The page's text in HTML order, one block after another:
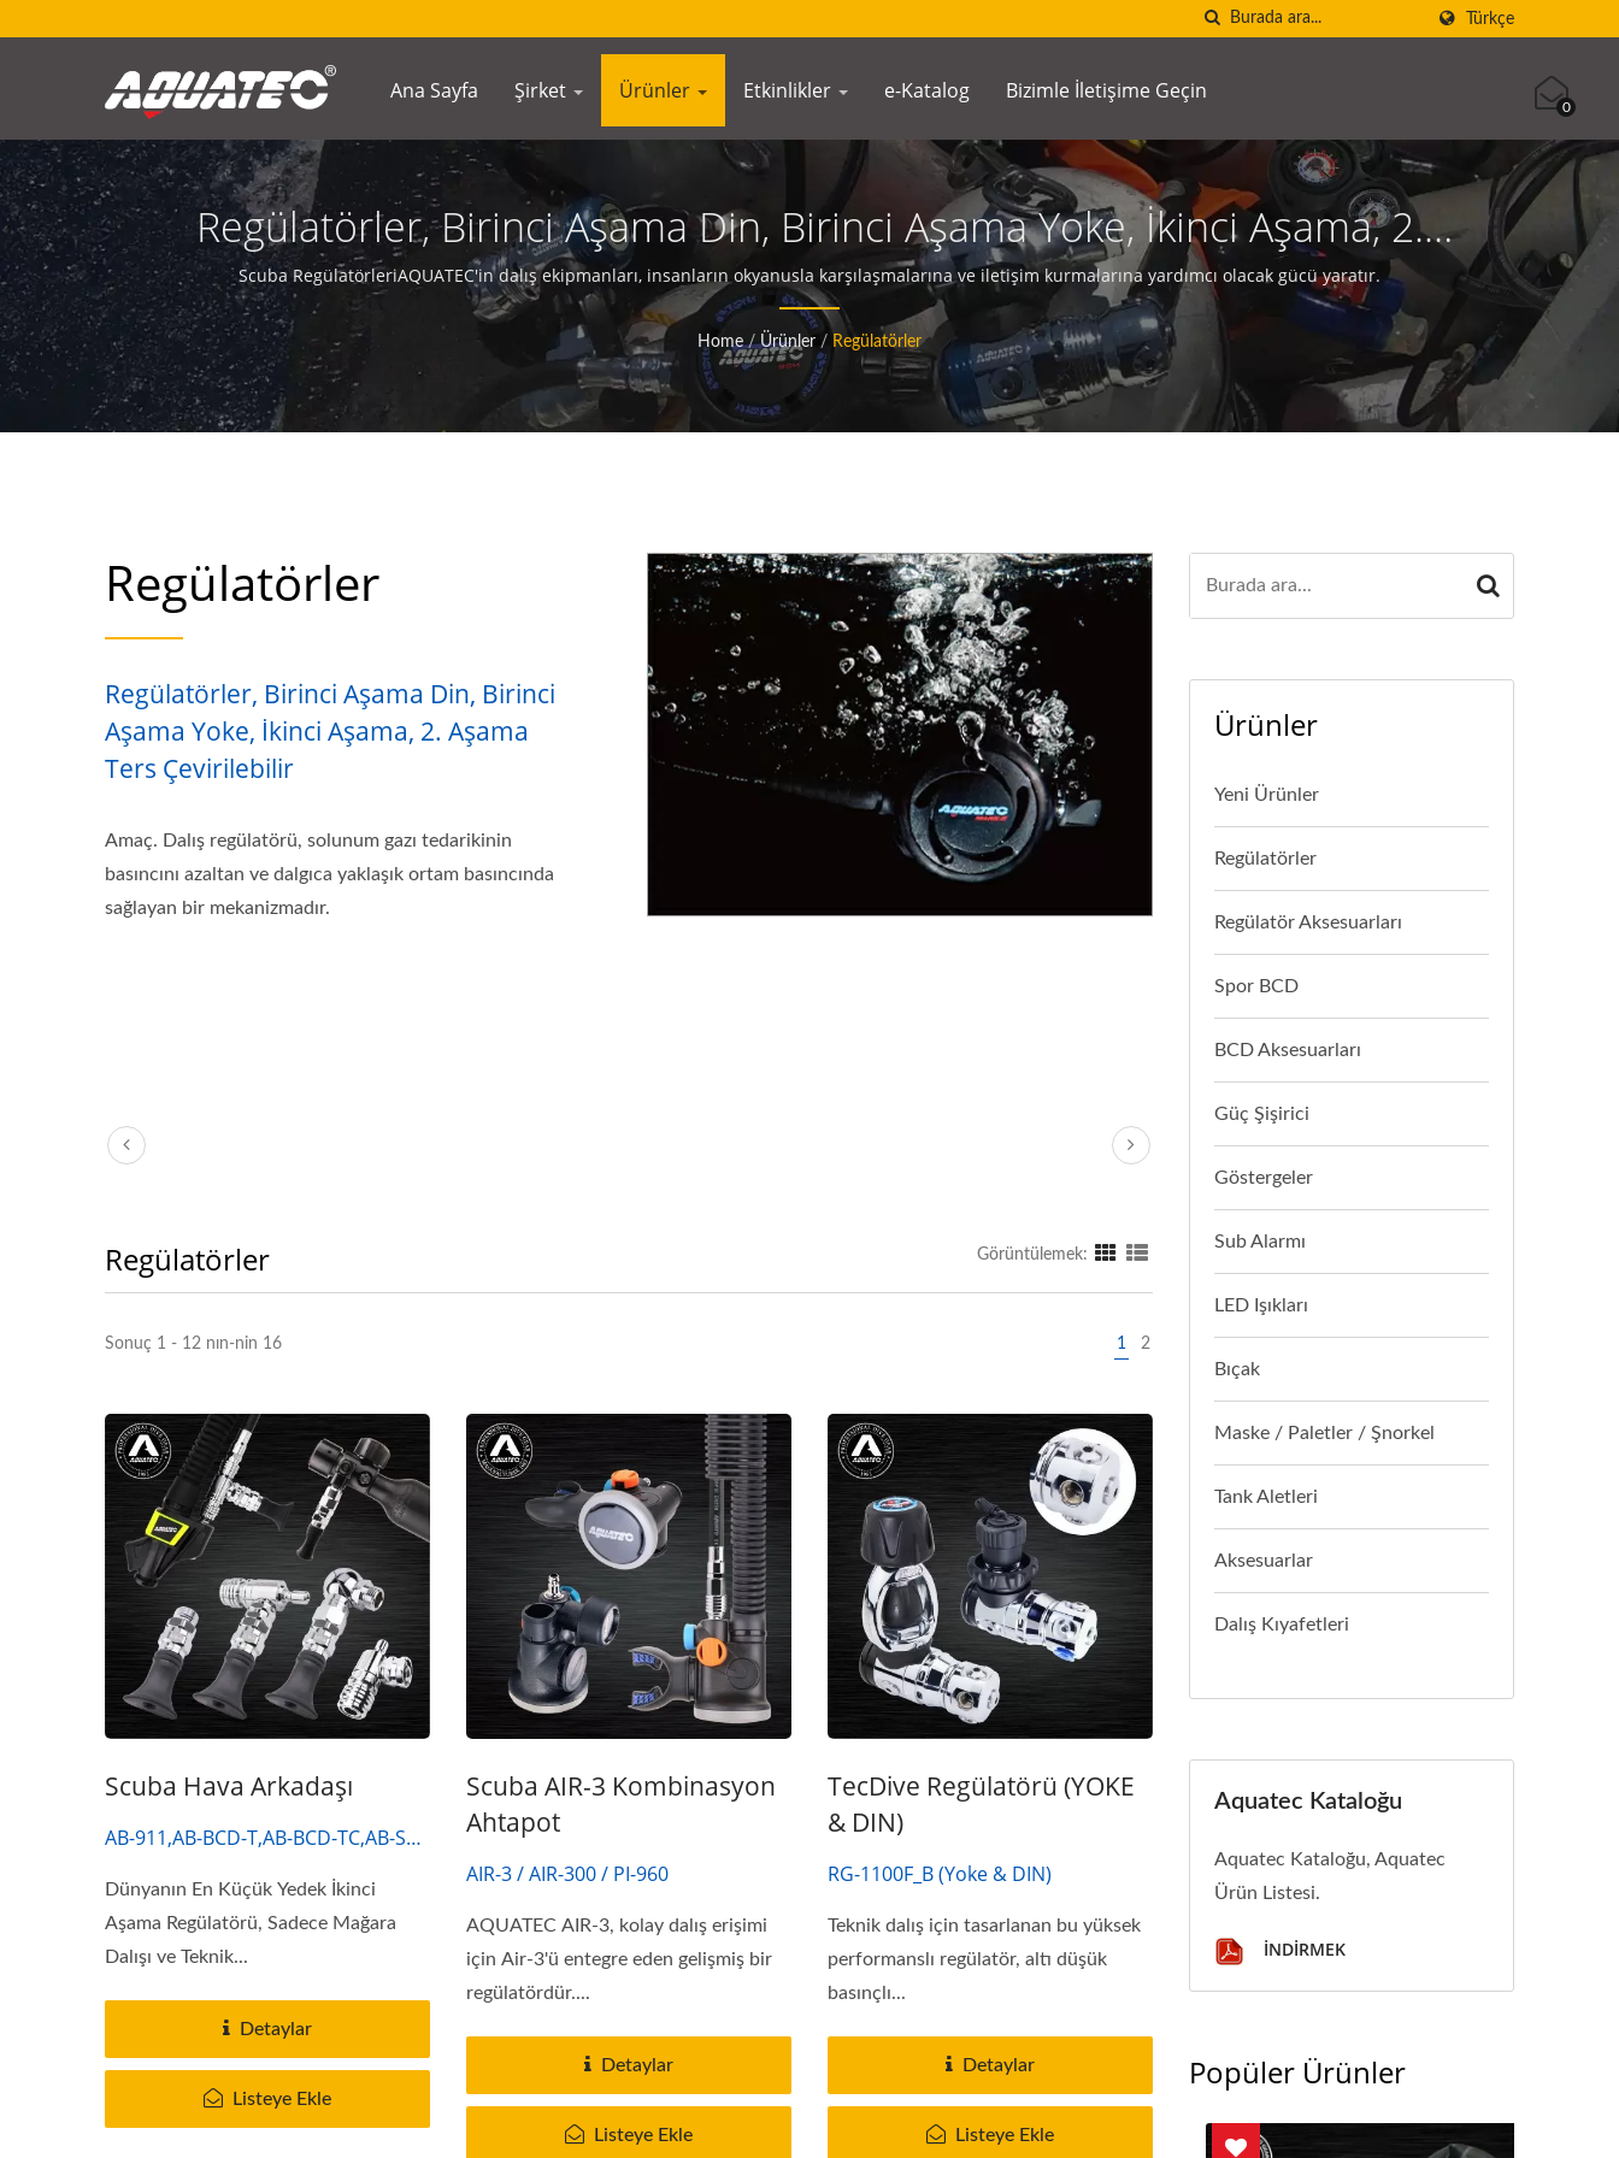
Türkçe
Ana Sayfa Şirket Ürünler Etkinlikler e-Katalog Bizimle İletişime Geçin
0
Regülatörler, Birinci Aşama Din, Birinci Aşama Yoke, İkinci Aşama, 2.
Aşama Ters Çevirilebilir | Scuba Dalış Ekipmanları Üreticisi | SCUBA
AQUATEC
Scuba RegülatörleriAQUATEC'in dalış ekipmanları, insanların okyanusla karşılaşmalarına ve iletişim kurmalarına yardımcı olacak gücü yaratır.
Home / Ürünler / Regülatörler
Regülatörler
Regülatörler, Birinci Aşama Din, Birinci
Aşama Yoke, İkinci Aşama, 2. Aşama
Ters Çevirilebilir
Amaç. Dalış regülatörü, solunum gazı tedarikinin
basıncını azaltan ve dalgıca yaklaşık ortam basıncında
sağlayan bir mekanizmadır.
Regülatörler Görüntülemek:
Sonuç 1 - 12 nın-nin 16 1 2
Scuba Hava Arkadaşı
AB-911,AB-BCD-T,AB-BCD-TC,AB-SW-
Dünyanın En Küçük Yedek İkinci
Aşama Regülatörü, Sadece Mağara
Dalışı ve Teknik...
Detaylar
Listeye Ekle
Scuba AIR-3 Kombinasyon
Ahtapot
AIR-3 / AIR-300 / PI-960
AQUATEC AIR-3, kolay dalış erişimi
için Air-3'ü entegre eden gelişmiş bir
regülatördür....
Detaylar
Listeye Ekle
TecDive Regülatörü (YOKE
& DIN)
RG-1100F_B (Yoke & DIN)
Teknik dalış için tasarlanan bu yüksek
performanslı regülatör, altı düşük
basınçlı...
Detaylar
Listeye Ekle
Ürünler
Yeni Ürünler
Regülatörler
Regülatör Aksesuarları
Spor BCD
BCD Aksesuarları
Güç Şişirici
Göstergeler
Sub Alarmı
LED Işıkları
Bıçak
Maske / Paletler / Şnorkel
Tank Aletleri
Aksesuarlar
Dalış Kıyafetleri
Aquatec Kataloğu
Aquatec Kataloğu, Aquatec
Ürün Listesi.
İNDIRMEK
Popüler Ürünler